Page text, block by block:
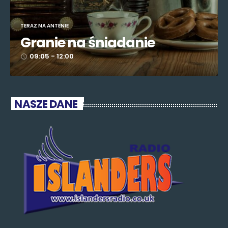
TERAZ NA ANTENIE
Granie na śniadanie
access_time 09:05 - 12:00
NASZE DANE